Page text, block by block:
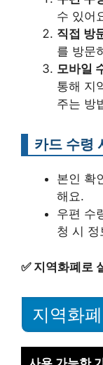
수 있어
직접 방
를 방문
모바일
통해 지
주는 방
카드 수령
본인 확
해요.
우편 수
청 시 정
✅ 지역화폐로
지역화